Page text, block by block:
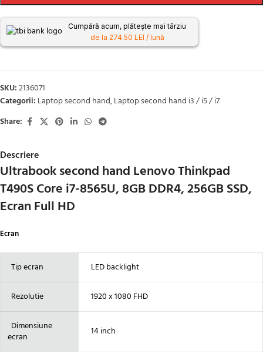
Cumpără acum, plătește mai târziu
de la 274.50 LEI / lună
SKU:2136071
Categorii: Laptop second hand,Laptop second hand i3 / i5 / i7
Share:
Descriere
Ultrabook second hand Lenovo Thinkpad
T490S Core i7-8565U, 8GB DDR4, 256GB SSD,
Ecran Full HD
Ecran
Tip ecran LED backlight
Rezolutie 1920 x 1080 FHD
Dimensiune
ecran
14 inch